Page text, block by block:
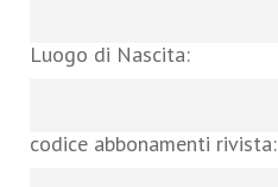
Luogo di Nascita:
codice abbonamenti rivista: